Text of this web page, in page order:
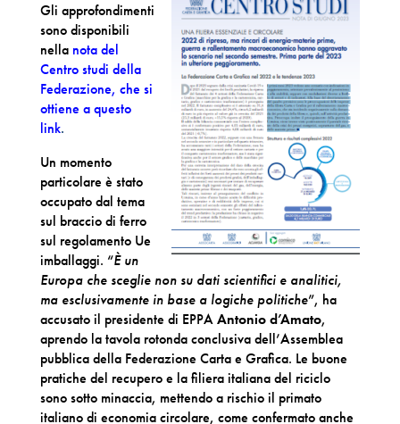
Gli approfondimenti
sono disponibili
nella nota del
Centro studi della
Federazione, che si
ottiene a questo
link.
Un momento
particolare è stato
occupato dal tema
sul braccio di ferro
sul regolamento Ue
imballaggi. “È un
Europa che sceglie non su dati scientifici e analitici,
ma esclusivamente in base a logiche politiche”, ha
accusato il presidente di EPPAAntonio d’Amato,
aprendo la tavola rotonda conclusiva dell’Assemblea
pubblica della Federazione Carta e Grafica. Le buone
pratiche del recupero e la filiera italiana del riciclo
sono sotto minaccia, mettendo a rischio il primato
italiano di economia circolare, come confermato anche